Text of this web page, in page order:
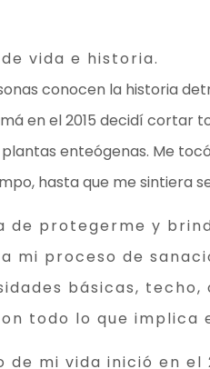
vida e historia.
conocen la historia
en el 2015 decidí cortar
plantas enteógenas. Me
hasta que me sintiera
de protegerme y
mi proceso de
básicas,
todo lo que implica
de mi vida inició en el